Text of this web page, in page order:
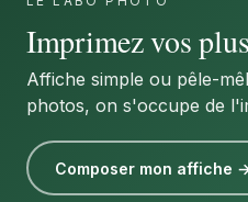
Imprimez vos
Affiche simple ou pêle-
photos, on s'occupe de
Composer mon affiche